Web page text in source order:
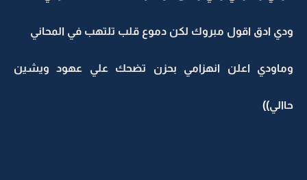
ودي ادق اقول مبروك لكن دموع قلب تلتهب في المحاني
وماودي اعلن انهزامي بحزن تضحك علي عهود ويشين
حاالي))